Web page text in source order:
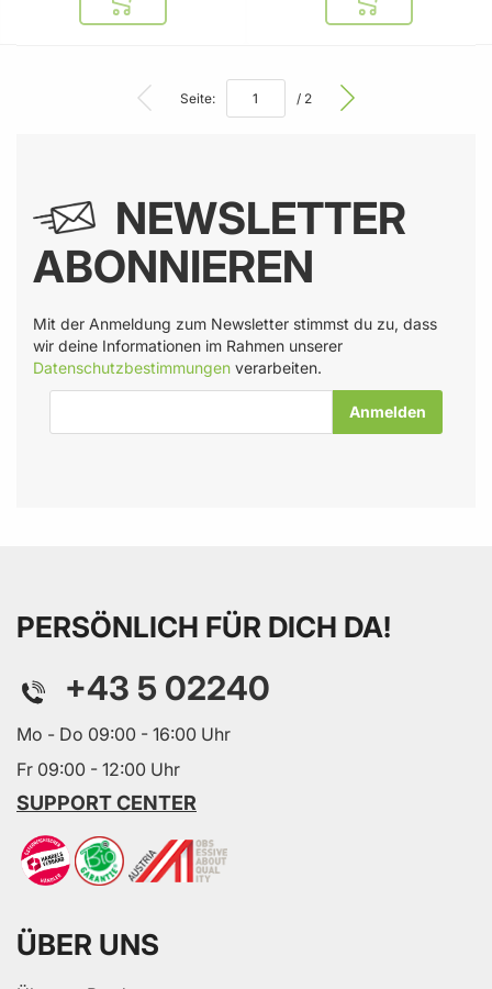
In den Warenkorb In den
Seite: / 2
NEWSLETTER
ABONNIEREN
Mit der Anmeldung zum Newsletter stimmst du zu, dass
wir deine Informationen im Rahmen unserer
Datenschutzbestimmungen verarbeiten.
PERSÖNLICH FÜR DICH DA!
+43 5 02240
Mo - Do 09:00 - 16:00 Uhr
Fr 09:00 - 12:00 Uhr
SUPPORT CENTER
ÜBER UNS